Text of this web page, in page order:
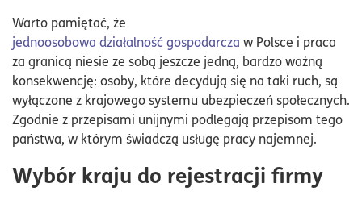
Warto pamiętać, że
jednoosobowa działalność gospodarcza w Polsce i praca
za granicą niesie ze sobą jeszcze jedną, bardzo ważną
konsekwencję: osoby, które decydują się na taki ruch, są
wyłączone z krajowego systemu ubezpieczeń społecznych.
Zgodnie z przepisami unijnymi podlegają przepisom tego
państwa, w którym świadczą usługę pracy najemnej.
Wybór kraju do rejestracji firmy